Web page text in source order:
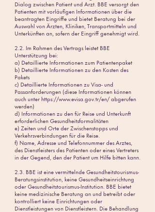
Dialog zwischen Patient und Arzt. BBE versorgt den
Patienten mit vorläufigen Informationen über die
beantragten Eingriffe und bietet Beratung bei der
Auswahl von Ärzten, Kliniken, Transportmitteln und
Unterkünften an, sofern der Eingriff genehmigt wird.
2.2. Im Rahmen des Vertrags leistet BBE
Unterstützung bei:
a) Detaillierte Informationen zum Patientenpaket
b) Detaillierte Informationen zu den Kosten des
Pakets
c) Detaillierte Informationen zu Visa- und
Passanforderungen (diese Informationen können
auch unter https://www.evisa.gov.tr/en/ abgerufen
werden)
d) Informationen zu den für Reise und Unterkunft
erforderlichen Gesundheitsformalitäten
e) Zeiten und Orte der Zwischenstopps und
Verkehrsverbindungen für die Reise.
f) Name, Adresse und Telefonnummer des Arztes,
des Dienstleisters des Patienten oder eines Vertreters
in der Gegend, den der Patient um Hilfe bitten kann.
2.3. BBE ist eine vermittelnde Gesundheitstourismus-
Beratungsinstitution, keine Gesundheitseinrichtung
oder Gesundheitstourismus-Institution. BBE bietet
keine medizinische Beratung an und betreibt oder
kontrolliert keine Einrichtungen oder
Dienstleistungen von Dienstleistern. Die Behandlung